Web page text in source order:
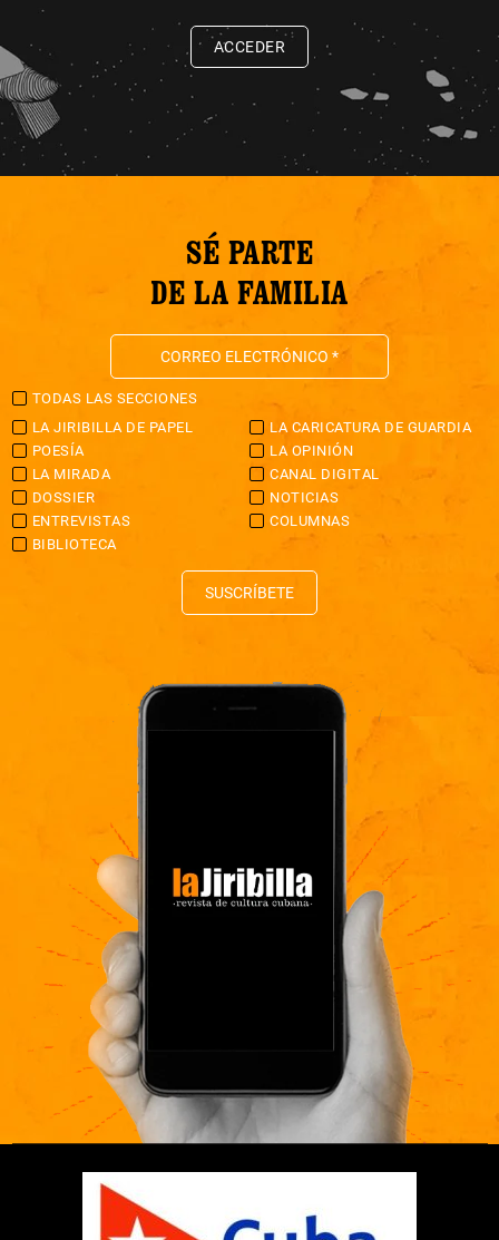
ACCEDER
SÉ PARTE
DE LA FAMILIA
TODAS LAS SECCIONES
LA JIRIBILLA DE PAPEL
LA CARICATURA DE GUARDIA
POESÍA
LA OPINIÓN
LA MIRADA
CANAL DIGITAL
DOSSIER
NOTICIAS
ENTREVISTAS
COLUMNAS
BIBLIOTECA
SUSCRÍBETE